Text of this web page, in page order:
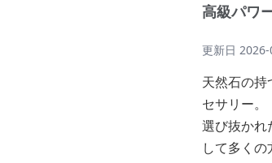
高級パワ
更新日 2026-
天然石の
セサリー。
選び抜かれ
して多くの